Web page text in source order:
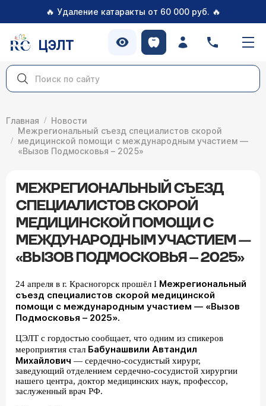
🔥 Удаление катаракты от 60 000 руб. 🔥
ЦЭЛТ
Главная
Новости
Межрегиональный съезд специалистов скорой
медицинской помощи с международным участием —
«Вызов Подмосковья – 2025»
МЕЖРЕГИОНАЛЬНЫЙ СЪЕЗД
СПЕЦИАЛИСТОВ СКОРОЙ
МЕДИЦИНСКОЙ ПОМОЩИ С
МЕЖДУНАРОДНЫМ УЧАСТИЕМ —
«ВЫЗОВ ПОДМОСКОВЬЯ – 2025»
24 апреля в г. Красногорск прошёл I Межрегиональный
съезд специалистов скорой медицинской
помощи с международным участием — «Вызов
Подмосковья – 2025».
ЦЭЛТ с гордостью сообщает, что одним из спикеров
мероприятия стал Бабунашвили Автандил
Михайлович — сердечно-сосудистый хирург,
заведующий отделением сердечно-сосудистой хирургии
нашего центра, доктор медицинских наук, профессор,
заслуженный врач РФ.